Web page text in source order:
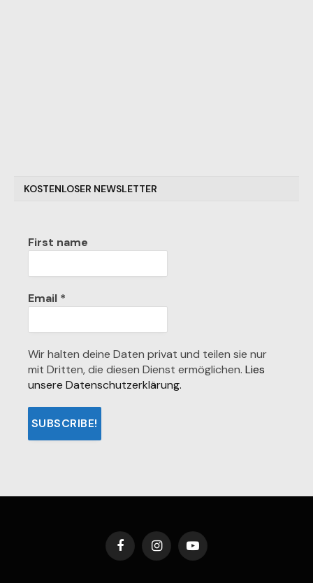
KOSTENLOSER NEWSLETTER
First name
Email *
Wir halten deine Daten privat und teilen sie nur
mit Dritten, die diesen Dienst ermöglichen. Lies
unsere Datenschutzerklärung.
FacebookInstagramYouTube